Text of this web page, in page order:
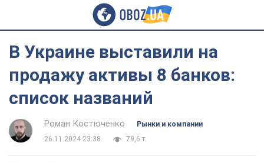
В Украине выставили на
продажу активы 8 банков:
список названий
Роман Костюченко
Рынки и компании
26.11.2024 23:38
79,6 т.